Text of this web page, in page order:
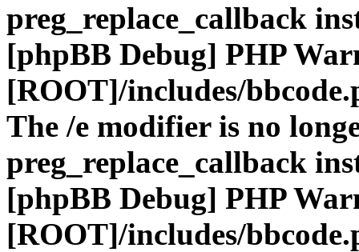
preg_replace_callback
[phpBB Debug] PHP
[ROOT]/includes/
The /e modifier is no
preg_replace_callback
[phpBB Debug] PHP
[ROOT]/includes/